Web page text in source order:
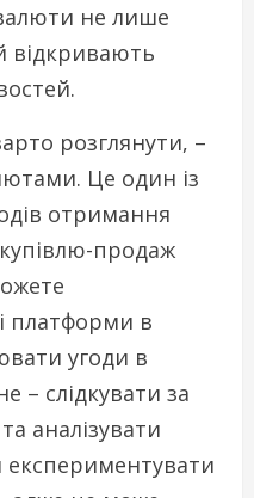
не лише
відкривають
розглянути, –
Це один із
отримання
продаж
платформи в
угоди в
– слідкувати за
аналізувати
експериментувати